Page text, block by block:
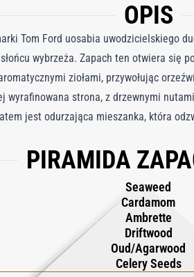
OPIS
Tom Ford uosabia uwodzicielskiego
wybrzeża. Zapach ten otwiera się
ziołami, przywołując
wyrafinowana strona, z drzewnymi
jest odurzająca mieszanka, która
w oszałamiającej karbowanej
Według Toma Forda ta woda
PIRAMIDA
Seaweed
Cardamom
Ambrette
Driftwood
Oud/Agarwood
Celery Seeds